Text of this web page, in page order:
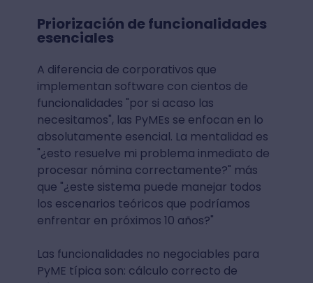
Priorización de funcionalidades
esenciales
A diferencia de corporativos que
implementan software con cientos de
funcionalidades "por si acaso las
necesitamos", las PyMEs se enfocan en lo
absolutamente esencial. La mentalidad es
"¿esto resuelve mi problema inmediato de
procesar nómina correctamente?" más
que "¿este sistema puede manejar todos
los escenarios teóricos que podríamos
enfrentar en próximos 10 años?"
Las funcionalidades no negociables para
PyME típica son: cálculo correcto de